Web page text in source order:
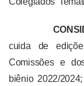
cuida de
Comissões e
biênio 2022/2024;